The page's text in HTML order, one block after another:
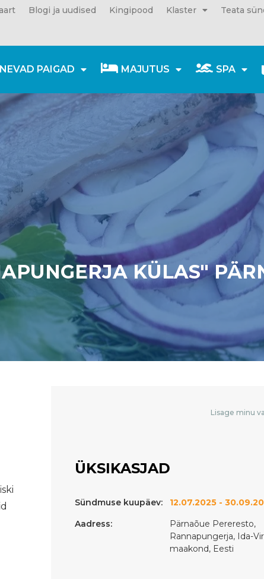
Blogi ja uudised Kingipood Klaster Teata
PAIGAD MAJUTUS SPA
KÜLAS"
Lisage minu
ÜKSIKASJAD
Sündmuse kuupäev:
12.07.2025 -
Aadress:
Pärnaõue Pereresto,
Rannapungerja, Ida-
maakond, Eesti